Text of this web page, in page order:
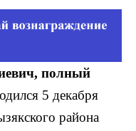
полный
5 декабря
района